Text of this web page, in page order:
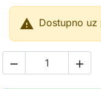
 Dostupno uz
 